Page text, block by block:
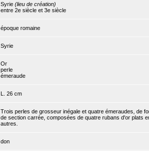
Syrie (lieu de création)
entre 2e siècle et 3e siècle
époque romaine
Syrie
Or
perle
émeraude
L. 26 cm
Trois perles de grosseur inégale et quatre émeraudes, de
de section carrée, composées de quatre rubans d'or plats
autres.
don